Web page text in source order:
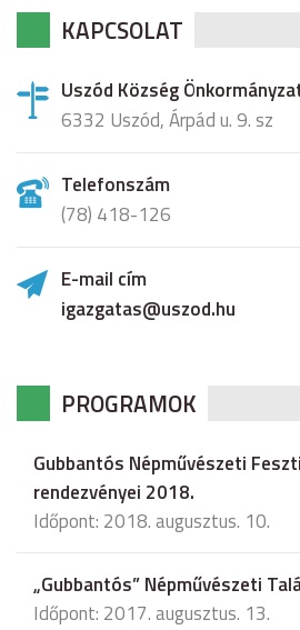
KAPCSOLAT
Uszód Község
6332 Uszód, Árpád u. 9. sz
Telefonszám
(78) 418-126
E-mail cím
igazgatas@uszod.hu
PROGRAMOK
Gubbantós Népművészeti
rendezvényei 2018.
Időpont: 2018. augusztus. 10.
„Gubbantós” Népművészeti
Időpont: 2017. augusztus. 13.